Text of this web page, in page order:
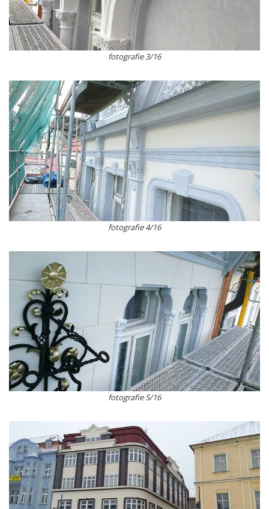
fotografie 3/16
fotografie 4/16
fotografie 5/16